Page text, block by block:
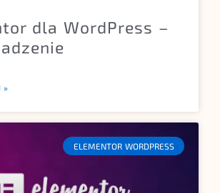
dla WordPress –
»
ELEMENTOR WORDPRESS